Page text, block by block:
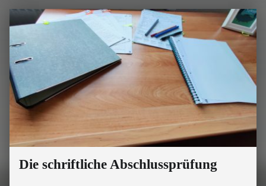
Die schriftliche Abschlussprüfung